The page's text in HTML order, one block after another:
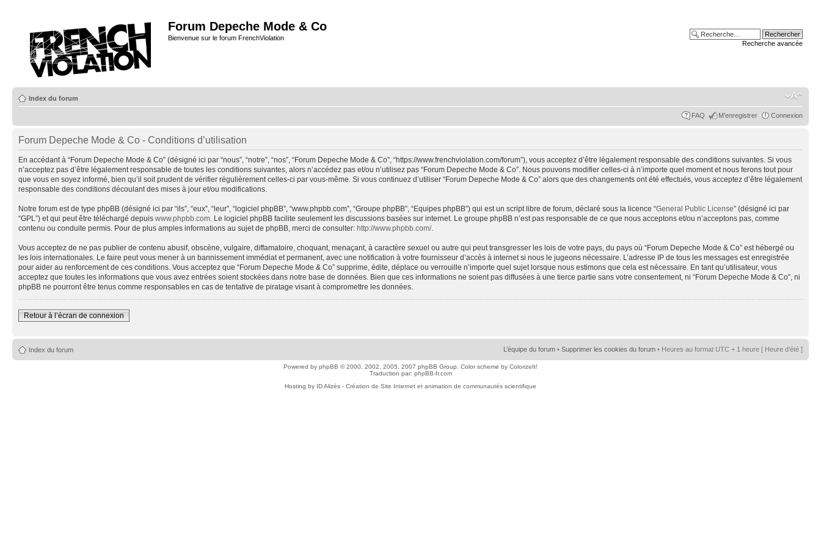
Forum Depeche Mode & Co
Bienvenue sur le forum FrenchViolation
Recherche avancée
Index du forum
FAQ M’enregistrer Connexion
Forum Depeche Mode & Co - Conditions d’utilisation
En accédant à “Forum Depeche Mode & Co” (désigné ici par “nous”, “notre”, “nos”, “Forum Depeche Mode & Co”, “https://www.frenchviolation.com/forum”), vous acceptez d’être légalement responsable des conditions suivantes. Si vous
n’acceptez pas d’être légalement responsable de toutes les conditions suivantes, alors n’accédez pas et/ou n’utilisez pas “Forum Depeche Mode & Co”. Nous pouvons modifier celles-ci à n’importe quel moment et nous ferons tout pour
que vous en soyez informé, bien qu’il soit prudent de vérifier régulièrement celles-ci par vous-même. Si vous continuez d’utiliser “Forum Depeche Mode & Co” alors que des changements ont été effectués, vous acceptez d’être légalement
responsable des conditions découlant des mises à jour et/ou modifications.
Notre forum est de type phpBB (désigné ici par “ils”, “eux”, “leur”, “logiciel phpBB”, “www.phpbb.com”, “Groupe phpBB”, “Equipes phpBB”) qui est un script libre de forum, déclaré sous la licence “General Public License” (désigné ici par
“GPL”) et qui peut être téléchargé depuis www.phpbb.com. Le logiciel phpBB facilite seulement les discussions basées sur internet. Le groupe phpBB n’est pas responsable de ce que nous acceptons et/ou n’acceptons pas, comme
contenu ou conduite permis. Pour de plus amples informations au sujet de phpBB, merci de consulter: http://www.phpbb.com/.
Vous acceptez de ne pas publier de contenu abusif, obscène, vulgaire, diffamatoire, choquant, menaçant, à caractère sexuel ou autre qui peut transgresser les lois de votre pays, du pays où “Forum Depeche Mode & Co” est hébergé ou
les lois internationales. Le faire peut vous mener à un bannissement immédiat et permanent, avec une notification à votre fournisseur d’accès à internet si nous le jugeons nécessaire. L’adresse IP de tous les messages est enregistrée
pour aider au renforcement de ces conditions. Vous acceptez que “Forum Depeche Mode & Co” supprime, édite, déplace ou verrouille n’importe quel sujet lorsque nous estimons que cela est nécessaire. En tant qu’utilisateur, vous
acceptez que toutes les informations que vous avez entrées soient stockées dans notre base de données. Bien que ces informations ne soient pas diffusées à une tierce partie sans votre consentement, ni “Forum Depeche Mode & Co”, ni
phpBB ne pourront être tenus comme responsables en cas de tentative de piratage visant à compromettre les données.
Retour à l’écran de connexion
Index du forum L’équipe du forum • Supprimer les cookies du forum • Heures au format UTC + 1 heure [ Heure d’été ]
Powered by phpBB © 2000, 2002, 2005, 2007 phpBB Group. Color scheme by ColorizeIt!
Traduction par: phpBB-fr.com
Hosting by ID Alizés - Création de Site Internet et animation de communautés scientifique